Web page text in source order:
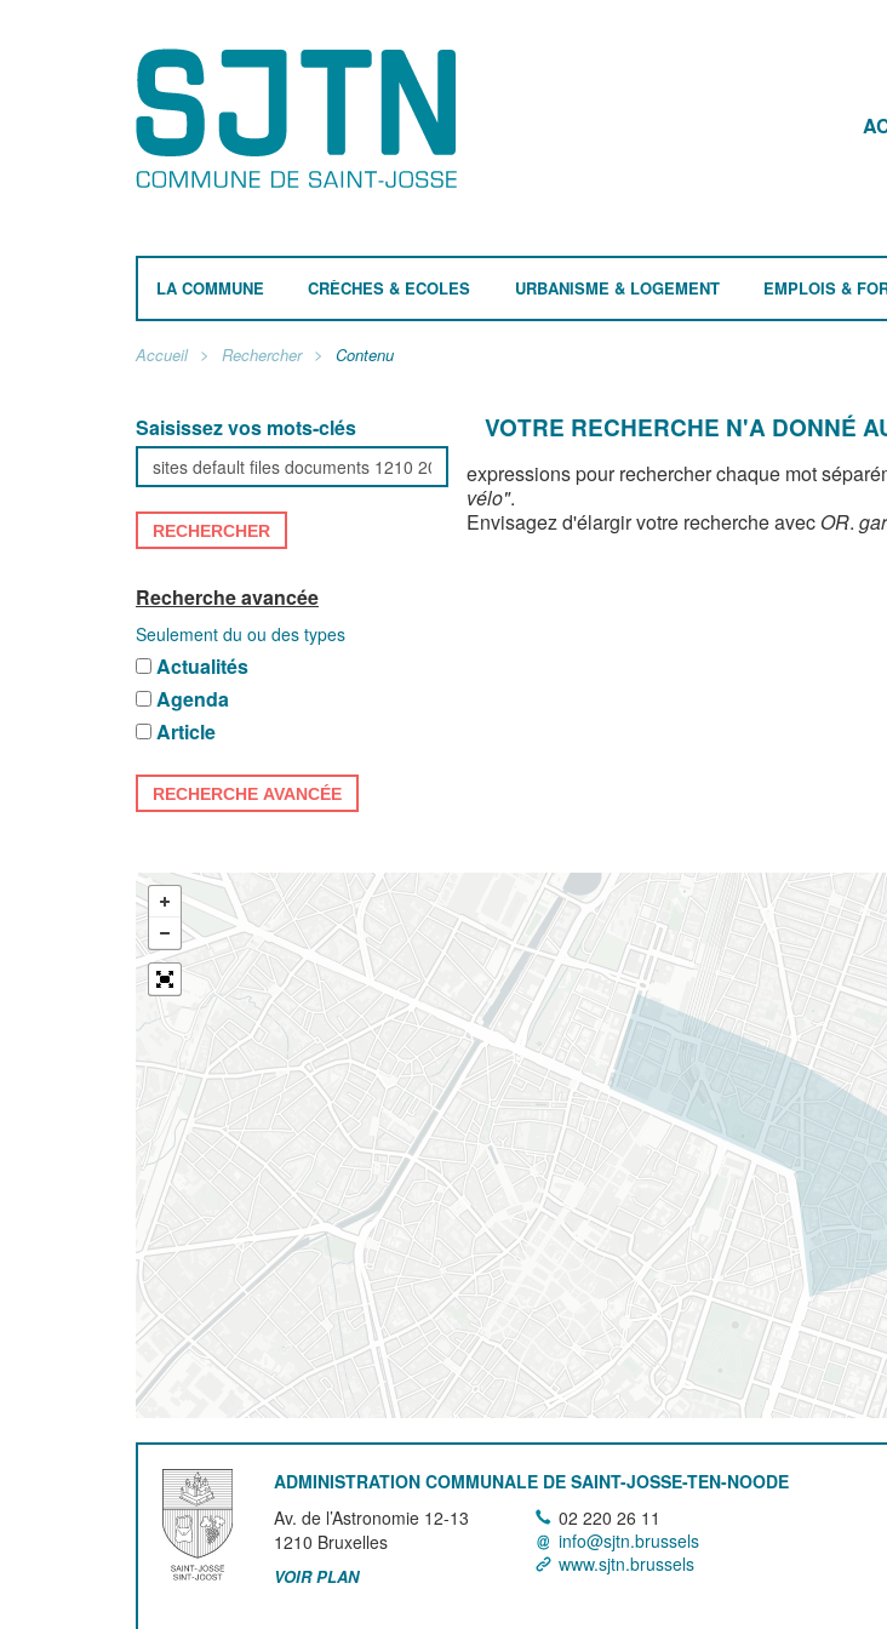
LA COMMUNE CRÈCHES & ECOLES URBANISME & LOGEMENT EMPLOIS &
Accueil Rechercher Contenu
Saisissez vos mots-clés
RECHERCHER
Recherche avancée
Seulement du ou des types
Actualités
Agenda
Article
RECHERCHE AVANCÉE
VOTRE RECHERCHE N'A DONNÉ
expressions pour rechercher chaque mot
vélo".
Envisagez d'élargir votre recherche avec OR.
ADMINISTRATION COMMUNALE DE SAINT-JOSSE-TEN-NOODE
Av. de l’Astronomie 12-13
1210 Bruxelles
VOIR PLAN
02 220 26 11
info@sjtn.brussels
www.sjtn.brussels